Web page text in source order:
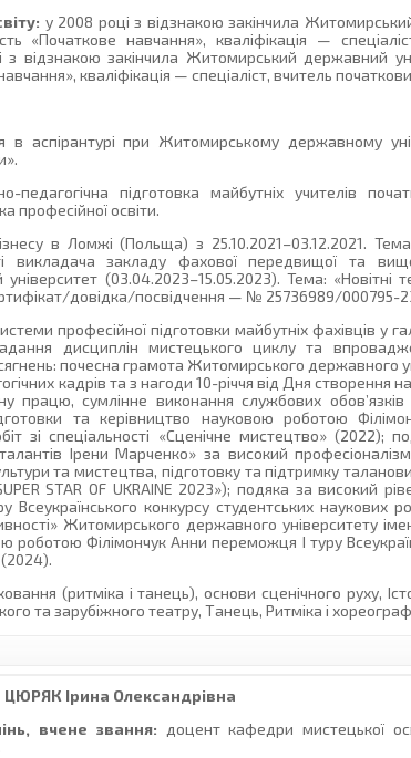
у 2008 році з відзнакою закінчила
«Початкове навчання», кваліфікація —
з відзнакою закінчила Житомирський державний
кваліфікація — спеціаліст, вчитель
в аспірантурі при Житомирському державному
педагогічна підготовка майбутніх учителів
професійної освіти.
в Ломжі (Польща) з 25.10.2021–03.12.2021.
викладача закладу фахової передвищої та
(03.04.2023–15.05.2023). Тема: «Новітні
довідка/посвідчення — № 25736989/000795-
професійної підготовки майбутніх фахівців у
дисциплін мистецького циклу та
почесна грамота Житомирського державного
кадрів та з нагоди 10-річчя від Дня створення
працю, сумлінне виконання службових
та керівництво науковою роботою
зі спеціальності «Сценічне мистецтво» (2022);
Ірени Марченко» за високий
та мистецтва, підготовку та підтримку
STAR OF UKRAINE 2023»); подяка за високий
конкурсу студентських наукових
Житомирського державного університету
роботою Філімончук Анни переможця І туру
(2024).
(ритміка і танець), основи сценічного руху,
та зарубіжного театру, Танець, Ритміка і
ЦЮРЯК Ірина Олександрівна
вчене звання: доцент кафедри мистецької